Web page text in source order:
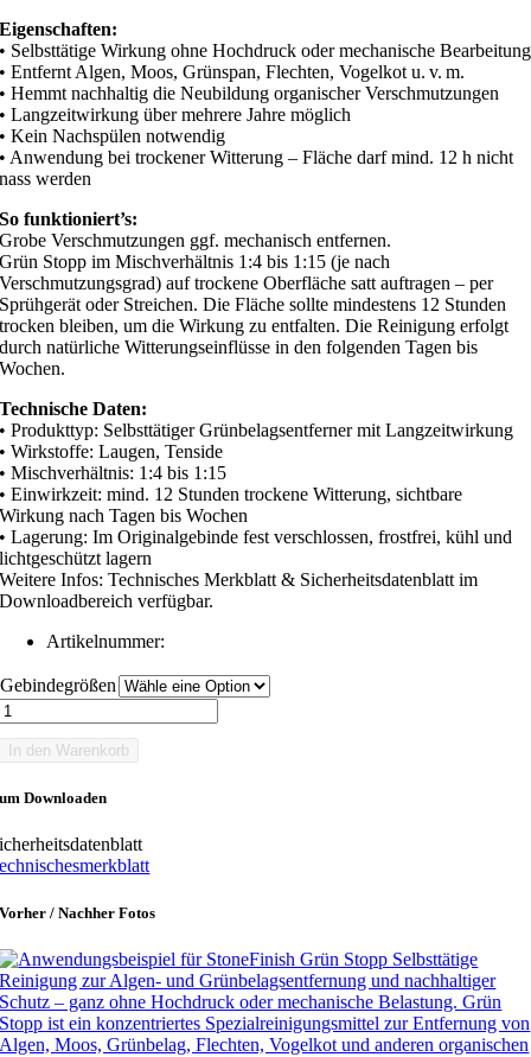
Eigenschaften:
• Selbsttätige Wirkung ohne Hochdruck oder mechanische Bearbeitung
• Entfernt Algen, Moos, Grünspan, Flechten, Vogelkot u. v. m.
• Hemmt nachhaltig die Neubildung organischer Verschmutzungen
• Langzeitwirkung über mehrere Jahre möglich
• Kein Nachspülen notwendig
• Anwendung bei trockener Witterung – Fläche darf mind. 12 h nicht
nass werden
So funktioniert’s:
Grobe Verschmutzungen ggf. mechanisch entfernen.
Grün Stopp im Mischverhältnis 1:4 bis 1:15 (je nach
Verschmutzungsgrad) auf trockene Oberfläche satt auftragen – per
Sprühgerät oder Streichen. Die Fläche sollte mindestens 12 Stunden
trocken bleiben, um die Wirkung zu entfalten. Die Reinigung erfolgt
durch natürliche Witterungseinflüsse in den folgenden Tagen bis
Wochen.
Technische Daten:
• Produkttyp: Selbsttätiger Grünbelagsentferner mit Langzeitwirkung
• Wirkstoffe: Laugen, Tenside
• Mischverhältnis: 1:4 bis 1:15
• Einwirkzeit: mind. 12 Stunden trockene Witterung, sichtbare
Wirkung nach Tagen bis Wochen
• Lagerung: Im Originalgebinde fest verschlossen, frostfrei, kühl und
lichtgeschützt lagern
Weitere Infos: Technisches Merkblatt & Sicherheitsdatenblatt im
Downloadbereich verfügbar.
Artikelnummer:
Gebindegrößen
In den Warenkorb
Downloaden
Vorher / Nachher Fotos